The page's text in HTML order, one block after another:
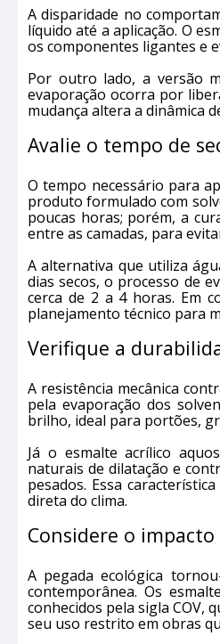
A disparidade no
líquido até a aplicação. O
os componentes ligantes e
Por outro lado, a versão
evaporação ocorra por
mudança altera a dinâmica
Avalie o tempo de
O tempo necessário para
produto formulado com
poucas horas; porém, a
entre as camadas, para
A alternativa que utiliza
dias secos, o processo de
cerca de 2 a 4 horas. Em
planejamento técnico para
Verifique a
A resistência mecânica
pela evaporação dos
brilho, ideal para portões,
Já o esmalte acrílico
naturais de dilatação e
pesados. Essa
direta do clima.
Considere o
A pegada ecológica
contemporânea. Os
conhecidos pela sigla COV,
seu uso restrito em obras